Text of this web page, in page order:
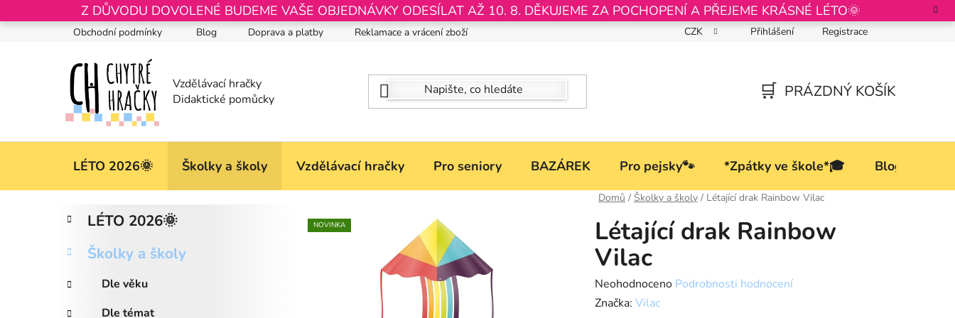
na
Z DŮVODU DOVOLENÉ BUDEME VAŠE OBJEDNÁVKY ODESÍLAT AŽ 10. 8. DĚKUJEME ZA POCHOPENÍ A PŘEJEME KRÁSNÉ LÉTO🌞
Obchodní podmínky Blog Doprava a platby Reklamace a vrácení zboží Podmínky ochrany osobních údajů
CZK Přihlášení Registrace
KOŠÍK
PRÁZDNÝ KOŠÍK
LÉTO 2026🌞 Školky a školy Vzdělávací hračky Pro seniory BAZÁREK Pro pejsky🐾 *Zpátky ve škole*🎓 Blog
Domů / Školky a školy / Létající drak Rainbow Vilac
P
s
r
a
Přeskočit
kategorie
K
a
e
o
LÉTO 2026🌞
Školky a školy
Dle věku
Dle témat
Létající drak Rainbow
Vilac
Průměrné
hodnocení
Neohodnoceno Podrobnosti hodnocení
Značka: Vilac
NOVINKA